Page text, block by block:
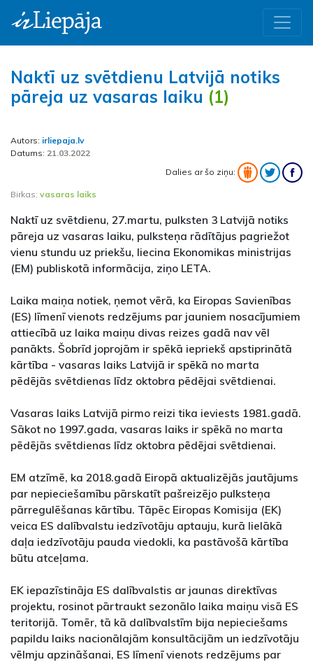
Naktī uz svētdienu Latvijā notiks
pāreja uz vasaras laiku (1)
Autors: irliepaja.lv
Datums: 21.03.2022
Dalies ar šo ziņu:
Birkas: vasaras laiks
Naktī uz svētdienu, 27.martu, pulksten 3 Latvijā notiks
pāreja uz vasaras laiku, pulksteņa rādītājus pagriežot
vienu stundu uz priekšu, liecina Ekonomikas ministrijas
(EM) publiskotā informācija, ziņo LETA.
Laika maiņa notiek, ņemot vērā, ka Eiropas Savienības
(ES) līmenī vienots redzējums par jauniem nosacījumiem
attiecībā uz laika maiņu divas reizes gadā nav vēl
panākts. Šobrīd joprojām ir spēkā iepriekš apstiprinātā
kārtība - vasaras laiks Latvijā ir spēkā no marta
pēdējās svētdienas līdz oktobra pēdējai svētdienai.
Vasaras laiks Latvijā pirmo reizi tika ieviests 1981.gadā.
Sākot no 1997.gada, vasaras laiks ir spēkā no marta
pēdējās svētdienas līdz oktobra pēdējai svētdienai.
EM atzīmē, ka 2018.gadā Eiropā aktualizējās jautājums
par nepieciešamību pārskatīt pašreizējo pulksteņa
pārregulēšanas kārtību. Tāpēc Eiropas Komisija (EK)
veica ES dalībvalstu iedzīvotāju aptauju, kurā lielākā
daļa iedzīvotāju pauda viedokli, ka pastāvošā kārtība
būtu atceļama.
EK iepazīstināja ES dalībvalstis ar jaunas direktīvas
projektu, rosinot pārtraukt sezonālo laika maiņu visā ES
teritorijā. Tomēr, tā kā dalībvalstīm bija nepieciešams
papildu laiks nacionālajām konsultācijām un iedzīvotāju
vēlmju apzināšanai, ES līmenī vienots redzējums par